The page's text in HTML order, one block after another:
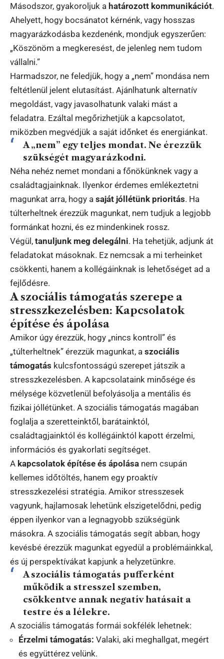
Másodszor, gyakoroljuk a határozott kommunikációt.
Ahelyett, hogy bocsánatot kérnénk, vagy hosszas
magyarázkodásba kezdenénk, mondjuk egyszerűen:
„Köszönöm a megkeresést, de jelenleg nem tudom
vállalni.”
Harmadszor, ne feledjük, hogy a „nem” mondása nem
feltétlenül jelent elutasítást. Ajánlhatunk alternatív
megoldást, vagy javasolhatunk valaki mást a
feladatra. Ezáltal megőrizhetjük a kapcsolatot,
miközben megvédjük a saját időnket és energiánkat.
A „nem” egy teljes mondat. Ne érezzük
szükségét magyarázkodni.
Néha nehéz nemet mondani a főnökünknek vagy a
családtagjainknak. Ilyenkor érdemes emlékeztetni
magunkat arra, hogy a saját jóllétünk prioritás. Ha
túlterheltnek érezzük magunkat, nem tudjuk a legjobb
formánkat hozni, és ez mindenkinek rossz.
Végül, tanuljunk meg delegálni. Ha tehetjük, adjunk át
feladatokat másoknak. Ez nemcsak a mi terheinket
csökkenti, hanem a kollégáinknak is lehetőséget ad a
fejlődésre.
A szociális támogatás szerepe a
stresszkezelésben: Kapcsolatok
építése és ápolása
Amikor úgy érezzük, hogy „nincs kontroll” és
„túlterheltnek” érezzük magunkat, a szociális
támogatás kulcsfontosságú szerepet játszik a
stresszkezelésben. A kapcsolataink minősége és
mélysége közvetlenül befolyásolja a mentális és
fizikai jóllétünket. A szociális támogatás magában
foglalja a szeretteinktől, barátainktól,
családtagjainktól és kollégáinktól kapott érzelmi,
információs és gyakorlati segítséget.
A kapcsolatok építése és ápolása nem csupán
kellemes időtöltés, hanem egy proaktív
stresszkezelési stratégia. Amikor stresszesek
vagyunk, hajlamosak lehetünk elszigetelődni, pedig
éppen ilyenkor van a legnagyobb szükségünk
másokra. A szociális támogatás segít abban, hogy
kevésbé érezzük magunkat egyedül a problémáinkkal,
és új perspektívákat kapjunk a helyzetünkre.
A szociális támogatás pufferként
működik a stresszel szemben,
csökkentve annak negatív hatásait a
testre és a lélekre.
A szociális támogatás formái sokfélék lehetnek:
Érzelmi támogatás: Valaki, aki meghallgat, megért
és együttérez velünk.